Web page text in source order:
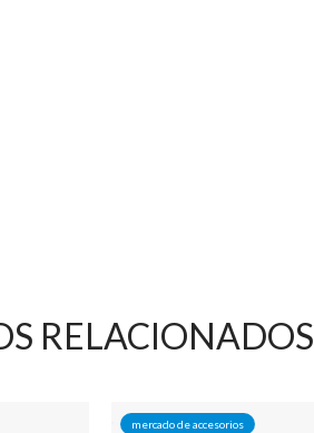
RELACIONADOS
mercado de accesorios